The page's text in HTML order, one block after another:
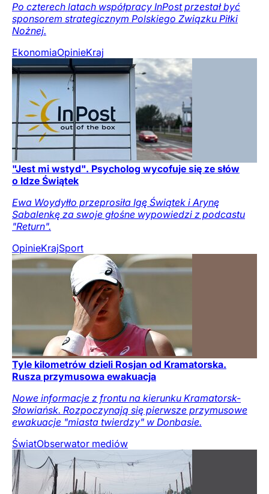
Po czterech latach współpracy InPost przestał być
sponsorem strategicznym Polskiego Związku Piłki
Nożnej.
EkonomiaOpinieKraj
"Jest mi wstyd". Psycholog wycofuje się ze słów
o Idze Świątek
Ewa Woydyłło przeprosiła Igę Świątek i Arynę
Sabalenkę za swoje głośne wypowiedzi z podcastu
"Return".
OpinieKrajSport
Tyle kilometrów dzieli Rosjan od Kramatorska.
Rusza przymusowa ewakuacja
Nowe informacje z frontu na kierunku Kramatorsk-
Słowiańsk. Rozpoczynają się pierwsze przymusowe
ewakuacje "miasta twierdzy" w Donbasie.
ŚwiatObserwator mediów